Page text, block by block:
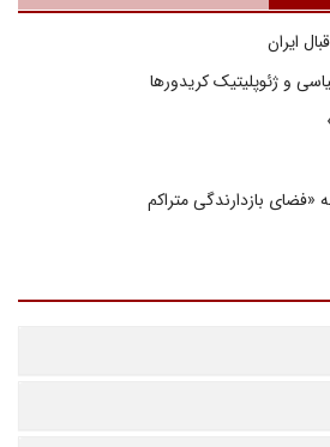
ایران
و ژئوپلیتیک کریدورها
«فضای بازدارندگی متراکم